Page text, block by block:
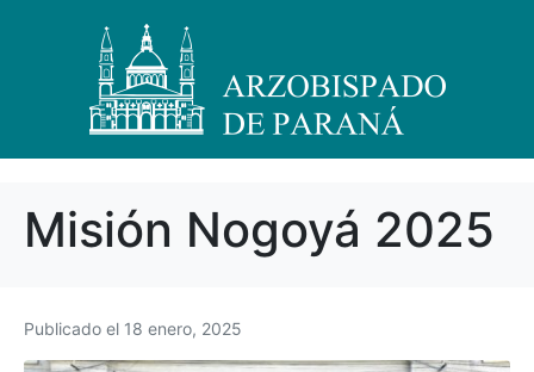
Misión Nogoyá 2025
Publicado el 18 enero, 2025